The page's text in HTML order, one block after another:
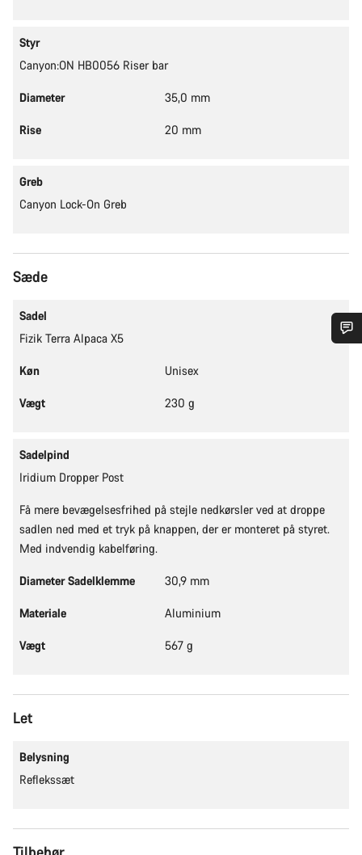
Styr
Canyon:ON HB0056 Riser bar
Diameter 35,0 mm
Rise 20 mm
Greb
Canyon Lock-On Greb
Sæde
Sadel
Fizik Terra Alpaca X5
Køn Unisex
Vægt 230 g
Sadelpind
Iridium Dropper Post
Få mere bevægelsesfrihed på stejle nedkørsler ved at droppe
sadlen ned med et tryk på knappen, der er monteret på styret.
Med indvendig kabelføring.
Diameter Sadelklemme 30,9 mm
Materiale Aluminium
Vægt 567 g
Let
Belysning
Reflekssæt
Vores kundeserviceeksperter står klar til at besvare dine
Luk